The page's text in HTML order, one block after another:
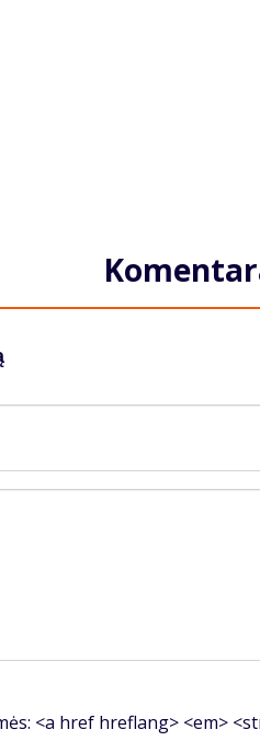
<a href hreflang> <em>